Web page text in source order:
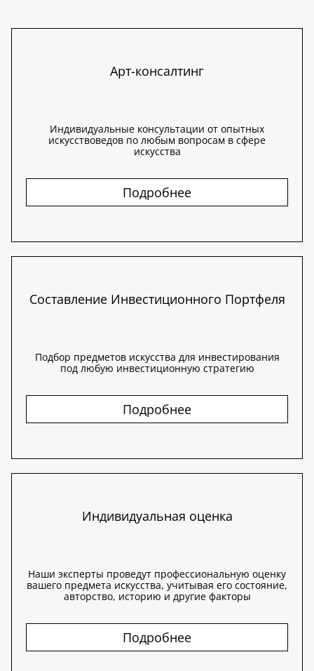
Арт-консалтинг
Индивидуальные консультации от опытных
искусствоведов по любым вопросам в сфере
искусства
Подробнее
Составление Инвестиционного Портфеля
Подбор предметов искусства для инвестирования
под любую инвестиционную стратегию
Подробнее
Индивидуальная оценка
Наши эксперты проведут профессиональную оценку
вашего предмета искусства, учитывая его состояние,
авторство, историю и другие факторы
Подробнее